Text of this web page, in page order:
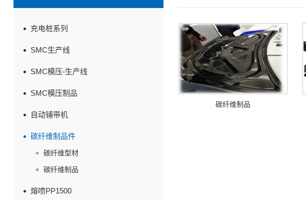
充电桩系列
SMC生产线
SMC模压-生产线
SMC模压制品
自动铺带机
碳纤维制品件
碳纤维型材
碳纤维制品
熔喷PP1500
碳纤维制品